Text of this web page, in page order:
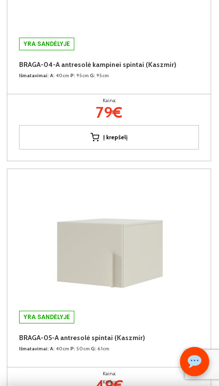
Kiekis:
YRA SANDĖLYJE
BRAGA-04-A antresolė kampinei spintai (Kaszmir)
Išmatavimai: A: 40cm P: 95cm G: 95cm
Kaina:
79€
Į krepšelį
YRA SANDĖLYJE
BRAGA-05-A antresolė spintai (Kaszmir)
Išmatavimai: A: 40cm P: 50cm G: 61cm
Kaina: